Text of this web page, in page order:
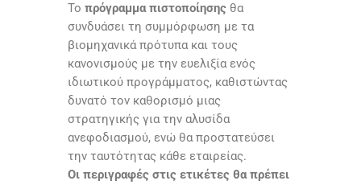
Το πρόγραμμα πιστοποίησης θα
συνδυάσει τη συμμόρφωση με τα
βιομηχανικά πρότυπα και τους
κανονισμούς με την ευελιξία ενός
ιδιωτικού προγράμματος, καθιστώντας
δυνατό τον καθορισμό μιας
στρατηγικής για την αλυσίδα
ανεφοδιασμού, ενώ θα προστατεύσει
την ταυτότητας κάθε εταιρείας.
Οι περιγραφές στις ετικέτες θα πρέπει